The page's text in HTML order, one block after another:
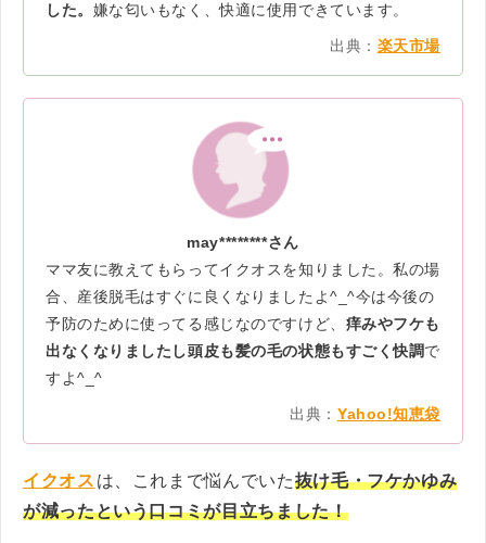
した。 嫌な匂いもなく、快適に使用できています。
出典： 楽天市場
may********さん
ママ友に教えてもらってイクオスを知りました。私の場
合、産後脱毛はすぐに良くなりましたよ^_^今は今後の
予防のために使ってる感じなのですけど、 痒みやフケも
出なくなりましたし頭皮も髪の毛の状態もすごく快調で
すよ^_^
出典： Yahoo!知恵袋
イクオス は、これまで悩んでいた抜け毛・フケかゆみ
が減ったという口コミが目立ちました！